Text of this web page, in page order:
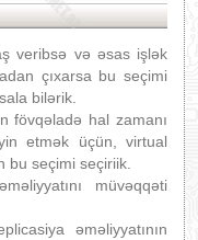
veribsə və əsas işlək
çıxarsa bu seçimi
bilərik.
fövqəladə hal zamanı
etmək üçün, virtual
bu seçimi seçiriik.
müvəqqəti
əməliyyatının